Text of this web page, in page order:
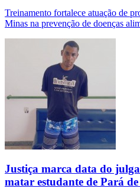
Treinamento fortalece atuação de
Minas na prevenção de doenças
Justiça marca data do
matar estudante de Pará